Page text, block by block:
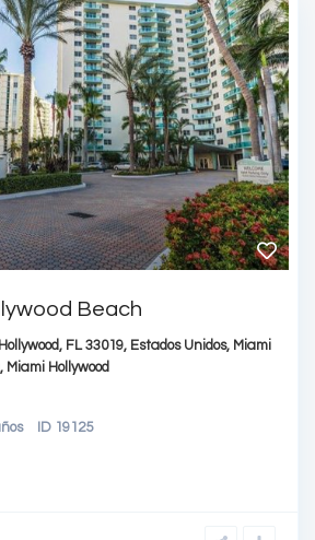
Beach
FL 33019, Estados Unidos, Miami
, Miami Hollywood
ID 19125